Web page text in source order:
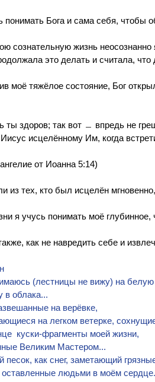
понимать Бога и сама себя, чтобы
сознательную жизнь неосознанно
это делать и считала, что
моё тяжёлое состояние, Бог
ты здоров; так вот ﹘ впредь не
исцелённому Им, когда
от Иоанна 5:14)
из тех, кто был исцелён
я учусь понимать моё
как не навредить себе и
(лестницы не вижу) на белую
в облака...
на верёвке,
на легком ветерке,
куски-фрагменты моей жизни,
Великим Мастером...
песок, как снег, заметающий
людьми в моём